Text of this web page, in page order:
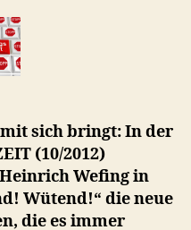
die
neue
Macht
der
Netzaktivisten?
mit sich bringt: In der
(10/2012)
Wefing in
Wütend!“ die neue
die es immer